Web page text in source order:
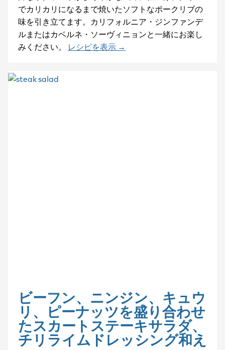
でカリカリになるまで焼いたソフトなポークリブの
味を引き立てます。カリフォルニア・ジンファンデ
ルまたはカベルネ・ソーヴィニョンと一緒にお楽し
みください。
レシピを表示 →
ビーフン、ニンジン、キュウ
リ、ピーナッツを盛り合わせ
たスカートステーキサラダ、
チリライムドレッシング和え